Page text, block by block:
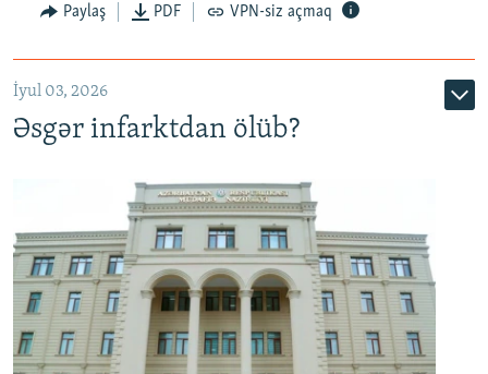
Auto 240p 360p 480p
720p 1080p
Paylaş PDF VPN-siz açmaq
İyul 03, 2026
Əsgər infarktdan ölüb?